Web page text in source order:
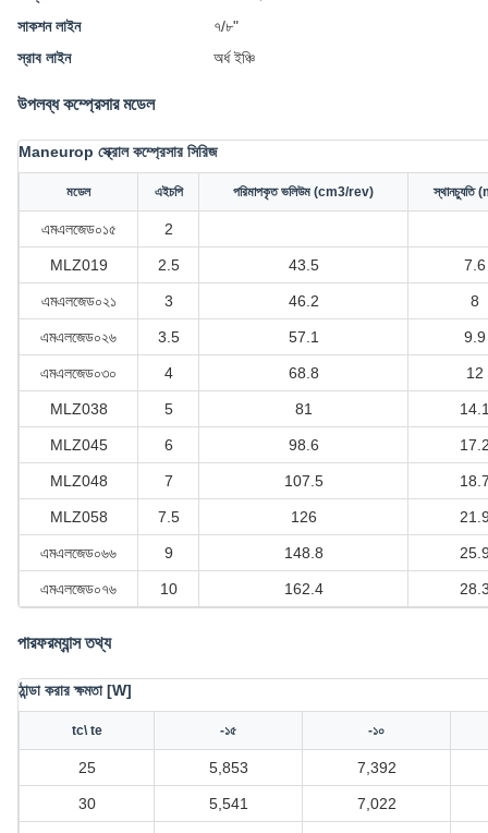
সাকশন লাইন
৭/৮"
স্রাব লাইন
অর্ধ ইঞ্চি
উপলব্ধ কম্প্রেসার মডেল
Maneurop স্ক্রোল কম্প্রেসার সিরিজ
মডেল এইচপি পরিমাপকৃত ভলিউম (cm3/rev) স্থানচ্যুতি
এমএলজেড০১৫ 2
MLZ019 2.5 43.5 7.6
এমএলজেড০২১ 3 46.2 8
এমএলজেড০২৬ 3.5 57.1 9.9
এমএলজেড০৩০ 4 68.8 12
MLZ038 5 81
MLZ045 6 98.6
MLZ048 7 107.5
MLZ058 7.5 126
এমএলজেড০৬৬ 9 148.8
এমএলজেড০৭৬ 10 162.4
পারফরম্যান্স তথ্য
ঠান্ডা করার ক্ষমতা [W]
tc\ te -১৫ -১০
25 5,853 7,392
30 5,541 7,022